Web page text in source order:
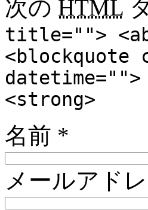
次の HTML
title="">
<blockquote
<strong>
名前 *
メールアド